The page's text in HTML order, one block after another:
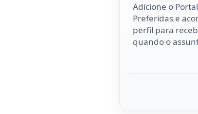
Adicione o
Preferidas e
perfil para
quando o